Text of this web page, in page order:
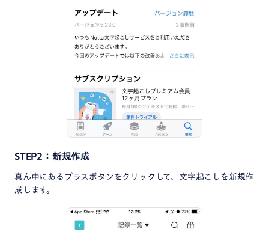
STEP2：新規作成
真ん中にあるプラスボタンをクリックして、文字起こしを新規作
成します。